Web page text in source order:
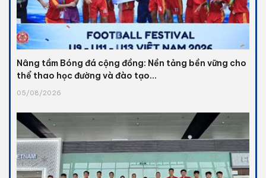
Nâng tầm Bóng đá cộng đồng: Nền tảng bền vững cho
thể thao học đường và đào tạo...
05/08/2026